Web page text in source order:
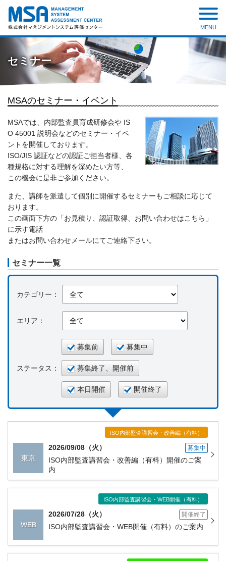
株式会社 マネジメントシステ
ム評価センター
MENU
セミナー
MSAのセミナー・イベント
MSAでは、内部監査員育成研修会や IS
O 45001 説明会などのセミナー・イベ
ントを開催しております。
ISO/JIS 認証などの認証ご担当者様、各
種規格に対する理解を深めたい⽅等、
この機会に是非ご参加ください。
また、講師を派遣して個別に開催するセミナーもご相談に応じて
おります。
この画面下方の「お見積り、認証取得、お問い合わせはこちら」
に示す電話
またはお問い合わせメールにてご連絡下さい。
セミナー一覧
ISO内部監査講習会・改善編（有料）
東京
2026/09/08（火） 募集中
ISO内部監査講習会・改善編（有料）開催のご案
内
ISO内部監査講習会・WEB開催（有料）
WEB
2026/07/28（火） 開催終了
ISO内部監査講習会・WEB開催（有料）のご案内
カテゴリー：
エリア：
ステータス：
募集前 募集中
募集終了、開催前
本日開催 開催終了